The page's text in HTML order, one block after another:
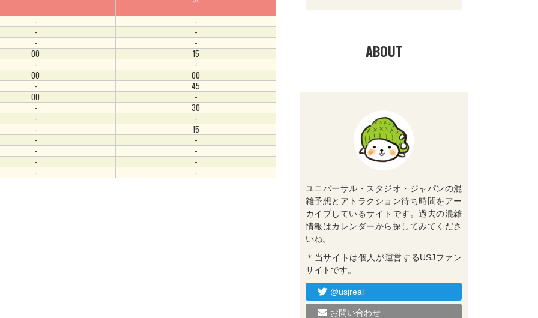
-
-
-
-
-
-
00
15
-
-
00
00
-
45
00
-
-
30
-
-
-
15
-
-
-
-
-
-
-
-
ABOUT
ユニバーサル・スタジオ・ジャパンの混
雑予想とアトラクション待ち時間をアー
カイブしているサイトです。過去の混雑
情報はカレンダーから探してみてくださ
いね。
＊当サイトは個人が運営するUSJファン
サイトです。
@usjreal
お問い合わせ